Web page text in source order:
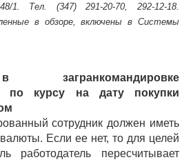
Тел. (347) 291-20-70, 292-12-18.
в обзоре, включены в Системы
по курсу на дату покупки
сотрудник должен иметь
Если ее нет, то для целей
работодатель пересчитывает